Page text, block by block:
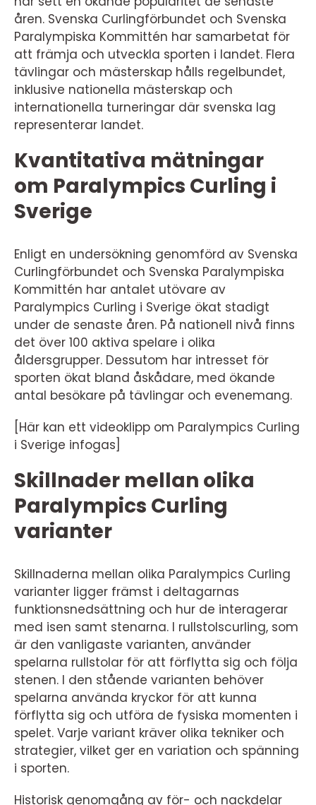
åren. Svenska Curlingförbundet och Svenska
Paralympiska Kommittén har samarbetat för
att främja och utveckla sporten i landet. Flera
tävlingar och mästerskap hålls regelbundet,
inklusive nationella mästerskap och
internationella turneringar där svenska lag
representerar landet.
Kvantitativa mätningar
om Paralympics Curling i
Sverige
Enligt en undersökning genomförd av Svenska
Curlingförbundet och Svenska Paralympiska
Kommittén har antalet utövare av
Paralympics Curling i Sverige ökat stadigt
under de senaste åren. På nationell nivå finns
det över 100 aktiva spelare i olika
åldersgrupper. Dessutom har intresset för
sporten ökat bland åskådare, med ökande
antal besökare på tävlingar och evenemang.
[Här kan ett videoklipp om Paralympics Curling
i Sverige infogas]
Skillnader mellan olika
Paralympics Curling
varianter
Skillnaderna mellan olika Paralympics Curling
varianter ligger främst i deltagarnas
funktionsnedsättning och hur de interagerar
med isen samt stenarna. I rullstolscurling, som
är den vanligaste varianten, använder
spelarna rullstolar för att förflytta sig och följa
stenen. I den stående varianten behöver
spelarna använda kryckor för att kunna
förflytta sig och utföra de fysiska momenten i
spelet. Varje variant kräver olika tekniker och
strategier, vilket ger en variation och spänning
i sporten.
Historisk genomgång av för- och nackdelar